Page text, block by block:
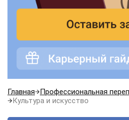
Главная
Профессиональная
Культура и искусство